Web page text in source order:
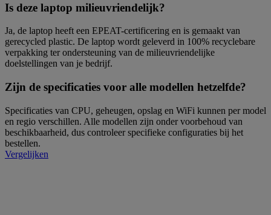
Is deze laptop milieuvriendelijk?
Ja, de laptop heeft een EPEAT-certificering en is gemaakt van
gerecycled plastic. De laptop wordt geleverd in 100% recyclebare
verpakking ter ondersteuning van de milieuvriendelijke
doelstellingen van je bedrijf.
Zijn de specificaties voor alle modellen hetzelfde?
Specificaties van CPU, geheugen, opslag en WiFi kunnen per model
en regio verschillen. Alle modellen zijn onder voorbehoud van
beschikbaarheid, dus controleer specifieke configuraties bij het
bestellen.
Vergelijken